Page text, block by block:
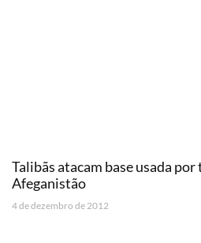
Talibãs atacam base usada
Afeganistão
4 de dezembro de 2012